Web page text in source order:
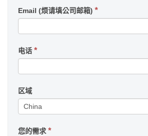
Email (烦请填公司邮箱) *
电话 *
区域
您的需求 *